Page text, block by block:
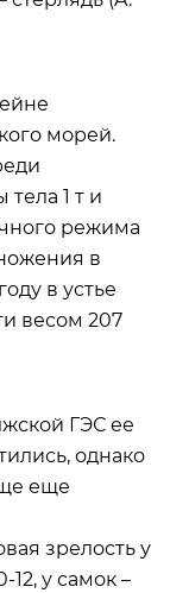
морей.
1 т и
режима
в
в устье
весом 207
ГЭС ее
однако
еще
зрелость у
12, у самок –